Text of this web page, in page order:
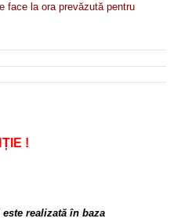
face la ora prevăzută pentru
!
realizată în baza